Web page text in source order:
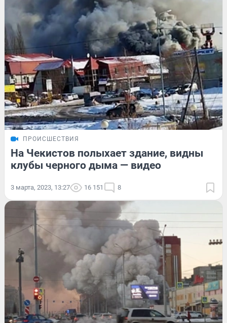
ПРОИСШЕСТВИЯ
На Чекистов полыхает здание, видны
клубы черного дыма — видео
3 марта, 2023, 13:27 16 151 8